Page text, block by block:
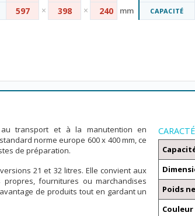
597 × 398 × 240 mm CAPACITÉ
transport et à la manutention en
norme europe 600 x 400 mm, ce
de préparation.
21 et 32 litres. Elle convient aux
fournitures ou marchandises
de produits tout en gardant un
Poids
Couleur